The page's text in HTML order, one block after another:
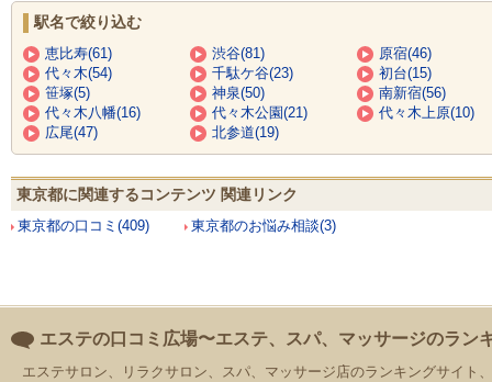
駅名で絞り込む
恵比寿(61) 渋谷(81)
原宿(46)
代々木(54)
千駄ケ谷(23)
初台(15)
笹塚(5)
神泉(50)
南新宿(56)
代々木八幡(16)
代々木公園(21)
代々木上原(10)
広尾(47)
北参道(19)
東京都に関連するコンテンツ 関連リンク
東京都の口コミ(409) 東京都のお悩み相談(3)
エステの口コミ広場〜エステ、スパ、マッサージのラン
エステサロン、リラクサロン、スパ、マッサージ店のランキングサイト